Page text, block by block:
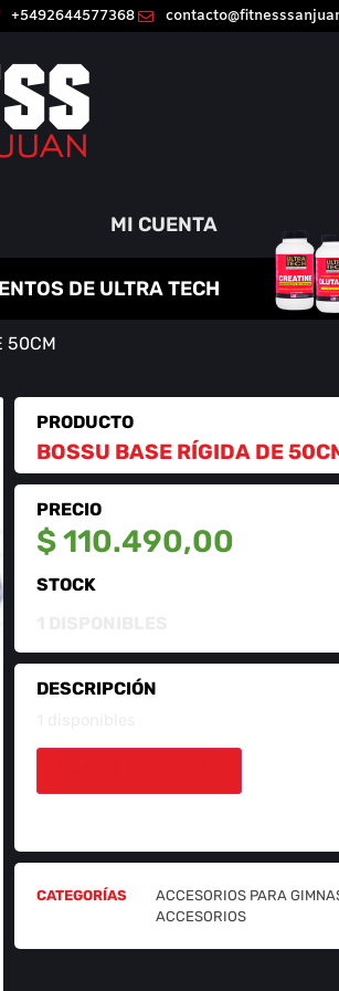
+5492644577368
MI CUENTA
DE ULTRA TECH
50CM
PRODUCTO
BOSSU BASE RÍGIDA DE
PRECIO
$110.490,00
STOCK
DESCRIPCIÓN
CATEGORÍAS ACCESORIOS PARA
ACCESORIOS